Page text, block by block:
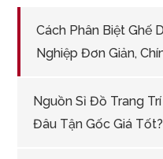
Cách Phân Biệt Ghế
Nghiệp Đơn Giản,
Nguồn Sỉ Đồ Trang
Đâu Tận Gốc Giá Tốt?